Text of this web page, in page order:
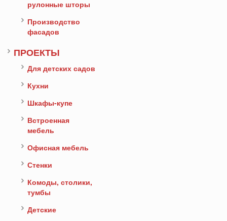
рулонные шторы
Производство
фасадов
ПРОЕКТЫ
Для детских садов
Кухни
Шкафы-купе
Встроенная
мебель
Офисная мебель
Стенки
Комоды, столики,
тумбы
Детские